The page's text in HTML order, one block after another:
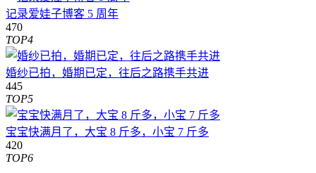
记录爱娃子博客 5 周年
470
TOP4
婚纱已拍，婚期已定，往后之路携手共进
445
TOP5
宝宝快满月了，大宝 8 斤多，小宝 7 斤多
420
TOP6